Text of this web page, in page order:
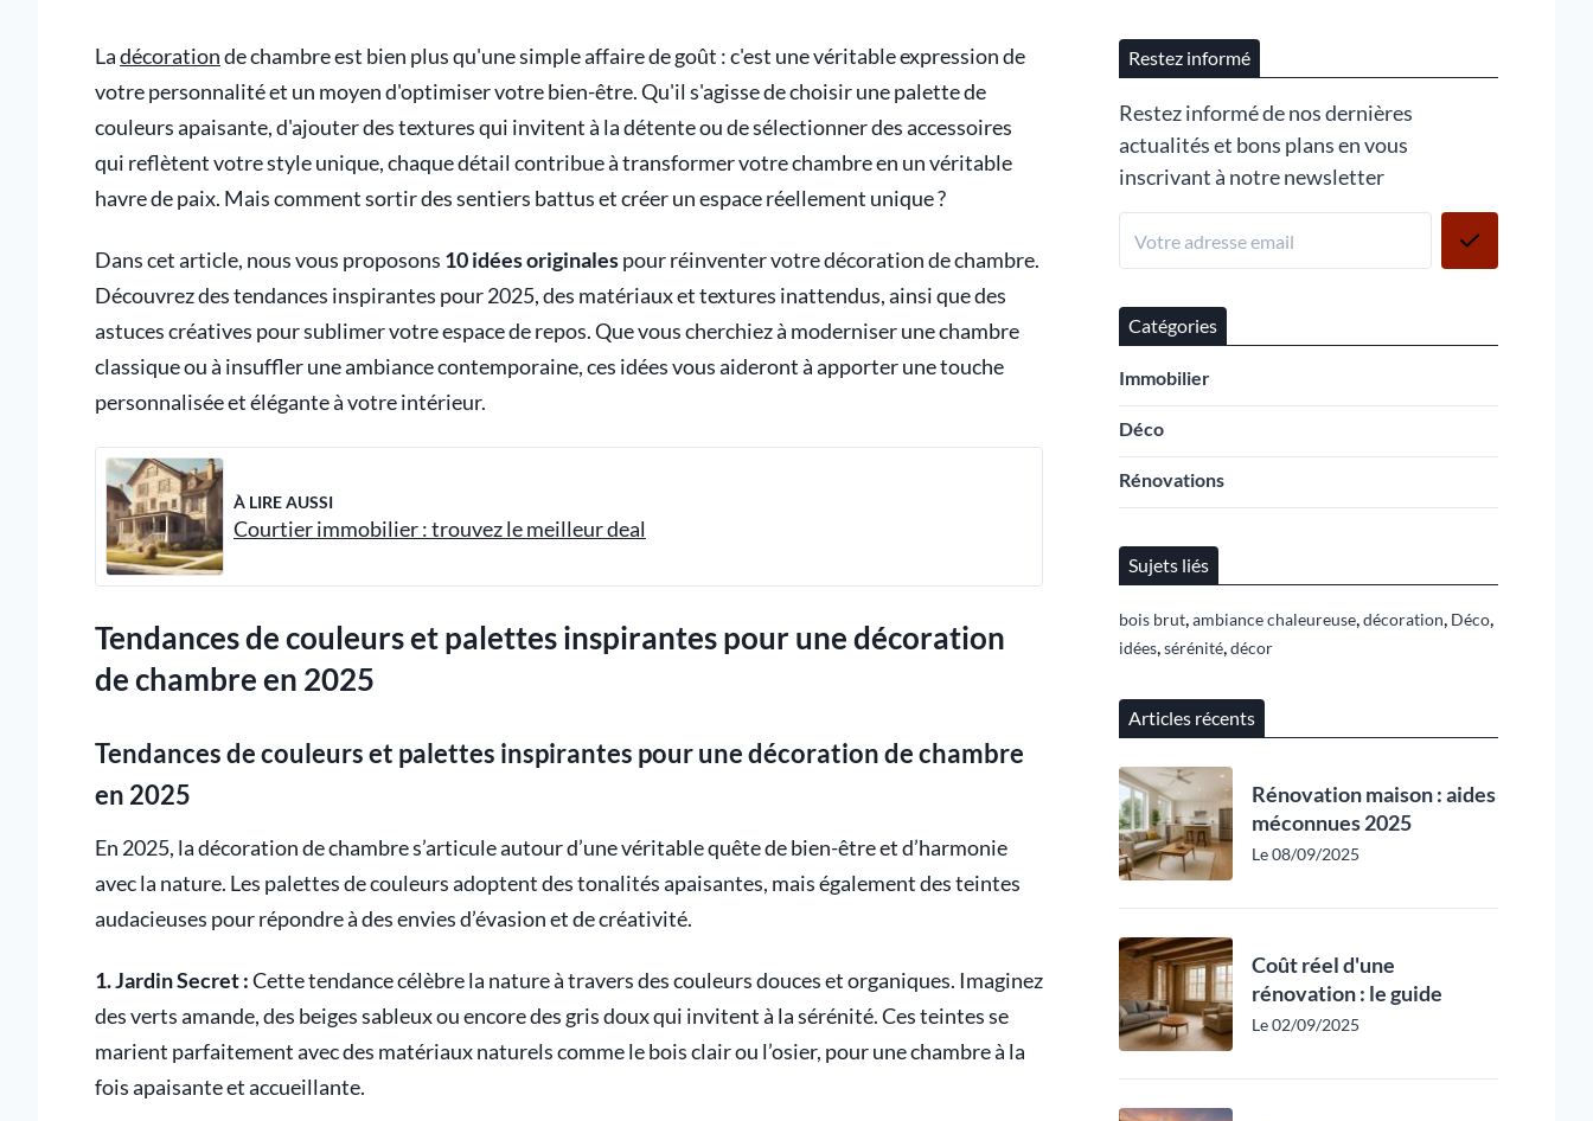
Ladécorationde chambre est bien plus qu'une simple affaire de goût : c'est une véritable expression de
votre personnalité et un moyen d'optimiser votre bien-être. Qu'il s'agisse de choisir une palette de
couleurs apaisante, d'ajouter des textures qui invitent à la détente ou de sélectionner des accessoires
qui reflètent votre style unique, chaque détail contribue à transformer votre chambre en un véritable
havre de paix. Mais comment sortir des sentiers battus et créer un espace réellement unique ?
Dans cet article, nous vous proposons 10 idées originalespour réinventer votre décoration de chambre.
Découvrez des tendances inspirantes pour 2025, des matériaux et textures inattendus, ainsi que des
astuces créatives pour sublimer votre espace de repos. Que vous cherchiez à moderniser une chambre
classique ou à insuffler une ambiance contemporaine, ces idées vous aideront à apporter une touche
personnalisée et élégante à votre intérieur.
À LIRE AUSSI
Courtier immobilier : trouvez le meilleur deal
Tendances de couleurs et palettes inspirantes pour une décoration
de chambre en 2025
Tendances de couleurs et palettes inspirantes pour une décoration de chambre
en 2025
En 2025, la décoration de chambre s’articule autour d’une véritable quête de bien-être et d’harmonie
avec la nature. Les palettes de couleurs adoptent des tonalités apaisantes, mais également des teintes
audacieuses pour répondre à des envies d’évasion et de créativité.
1. Jardin Secret :Cette tendance célèbre la nature à travers des couleurs douces et organiques. Imaginez
des verts amande, des beiges sableux ou encore des gris doux qui invitent à la sérénité. Ces teintes se
marient parfaitement avec des matériaux naturels comme le bois clair ou l’osier, pour une chambre à la
fois apaisante et accueillante.
Restez informé
Restez informé de nos dernières
actualités et bons plans en vous
inscrivant à notre newsletter
Catégories
Immobilier
Déco
Rénovations
Sujets liés
bois brut,ambiance chaleureuse,décoration, Déco,
idées,sérénité,décor
Articles récents
Rénovation maison : aides
méconnues 2025
Le 08/09/2025
Coût réel d'une
rénovation : le guide
Le 02/09/2025